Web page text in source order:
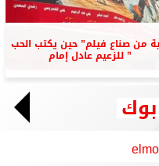
من صناع فيلم” حين يكتب الحب
” للزعيم عادل إمام